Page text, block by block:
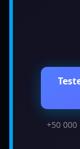
+50